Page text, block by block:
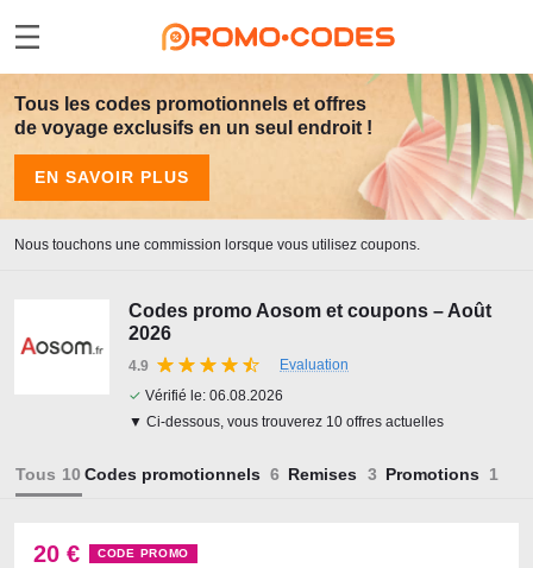
Tous les codes promotionnels et offres
de voyage exclusifs en un seul endroit !
EN SAVOIR PLUS
Nous touchons une commission lorsque vous utilisez coupons.
Codes promo Aosom et coupons – Août
2026
4.9
Evaluation
✓ Vérifié le: 06.08.2026
▼ Ci-dessous, vous trouverez 10 offres actuelles
Tous Codes promotionnels Remises Promotions
20 € CODE PROMO